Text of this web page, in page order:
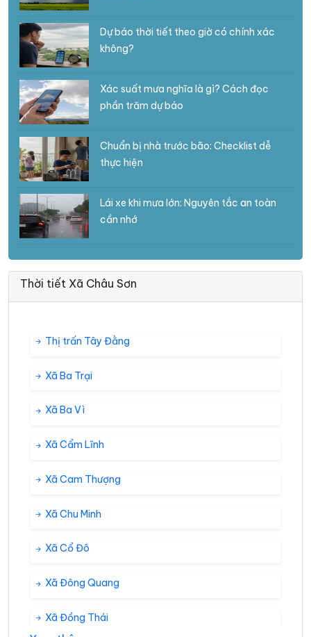
Dự báo thời tiết theo giờ có chính xác
không?
Xác suất mưa nghĩa là gì? Cách đọc
phần trăm dự báo
Chuẩn bị nhà trước bão: Checklist dễ
thực hiện
Lái xe khi mưa lớn: Nguyên tắc an toàn
cần nhớ
Thời tiết Xã Châu Sơn
Thị trấn Tây Đằng
Xã Ba Trại
Xã Ba Vì
Xã Cẩm Lĩnh
Xã Cam Thượng
Xã Chu Minh
Xã Cổ Đô
Xã Đông Quang
Xã Đồng Thái